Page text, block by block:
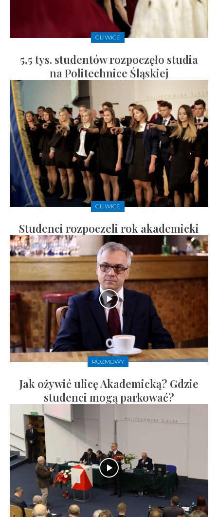
GLIWICE
5,5 tys. studentów rozpoczęło studia
na Politechnice Śląskiej
GLIWICE
Studenci rozpoczeli rok akademicki
ROZMOWY
Jak ożywić ulicę Akademicką? Gdzie
studenci mogą parkować?